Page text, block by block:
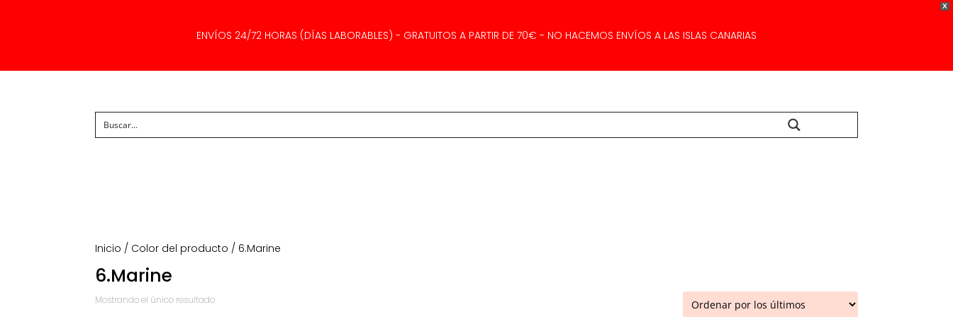
X
ENVÍOS 24/72 HORAS (DÍAS LABORABLES) - GRATUITOS A PARTIR DE 70€ - NO HACEMOS ENVÍOS A LAS ISLAS CANARIAS
Inicio / Color del producto / 6.Marine
6.Marine
Mostrando el único resultado